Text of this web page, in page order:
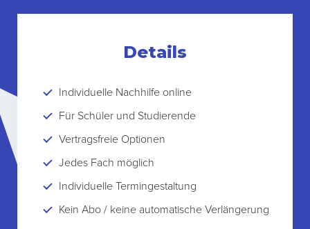
Details
Individuelle Nachhilfe online
Für Schüler und Studierende
Vertragsfreie Optionen
Jedes Fach möglich
Individuelle Termingestaltung
Kein Abo / keine automatische Verlängerung